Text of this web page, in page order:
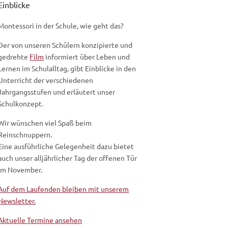
in der Schule, wie geht das?
von unseren Schülern konzipierte und
Film informiert über Leben und
im Schulalltag, gibt Einblicke in den
der verschiedenen
und erläutert unser
wünschen viel Spaß beim
ausführliche Gelegenheit dazu bietet
unser alljährlicher Tag der offenen Tür
November.
dem Laufenden bleiben mit unserem
Termine ansehen